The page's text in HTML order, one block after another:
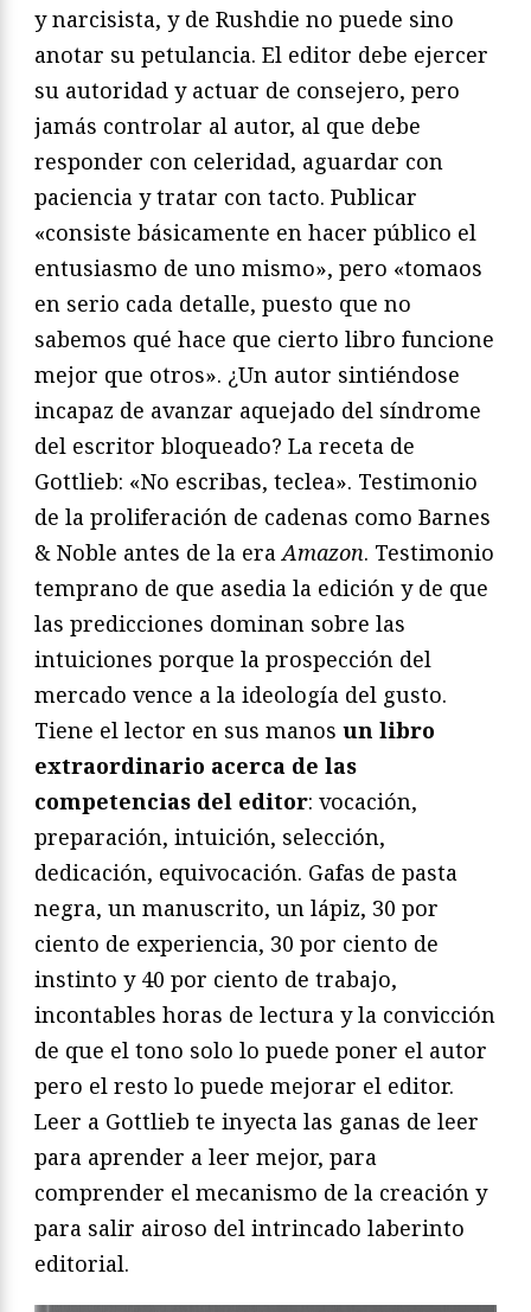
y narcisista, y de Rushdie no puede sino
anotar su petulancia. El editor debe ejercer
su autoridad y actuar de consejero, pero
jamás controlar al autor, al que debe
responder con celeridad, aguardar con
paciencia y tratar con tacto. Publicar
«consiste básicamente en hacer público el
entusiasmo de uno mismo», pero «tomaos
en serio cada detalle, puesto que no
sabemos qué hace que cierto libro funcione
mejor que otros». ¿Un autor sintiéndose
incapaz de avanzar aquejado del síndrome
del escritor bloqueado? La receta de
Gottlieb: «No escribas, teclea». Testimonio
de la proliferación de cadenas como Barnes
& Noble antes de la eraAmazon. Testimonio
temprano de que asedia la edición y de que
las predicciones dominan sobre las
intuiciones porque la prospección del
mercado vence a la ideología del gusto.
Tiene el lector en sus manos un libro
extraordinario acerca de las
competencias del editor: vocación,
preparación, intuición, selección,
dedicación, equivocación. Gafas de pasta
negra, un manuscrito, un lápiz, 30 por
ciento de experiencia, 30 por ciento de
instinto y 40 por ciento de trabajo,
incontables horas de lectura y la convicción
de que el tono solo lo puede poner el autor
pero el resto lo puede mejorar el editor.
Leer a Gottlieb te inyecta las ganas de leer
para aprender a leer mejor, para
comprender el mecanismo de la creación y
para salir airoso del intrincado laberinto
editorial.